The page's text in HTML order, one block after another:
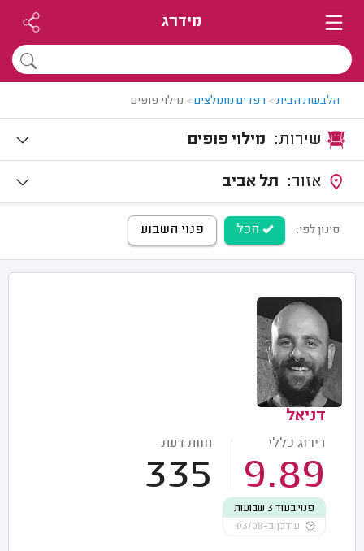
מידרג
הלבשת הבית> רפדים מומלצים> מילוי פופים
מילוי פופים
תל אביב
סינון לפי: הכל פנוי השבוע
דניאל
דירוג כללי
9.89
חוות דעת
335
פנוי בעוד 3 שבועות
עודכן ב-03/08